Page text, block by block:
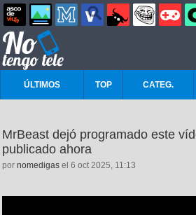
ÚLTIMOS TOP CATEG.
MrBeast dejó programado este
publicado ahora
por nomedigas el 6 oct 2025, 11:13